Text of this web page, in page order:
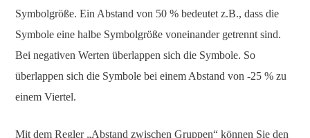
Symbolgröße. Ein Abstand von 50 % bedeutet z.B., dass die
Symbole eine halbe Symbolgröße voneinander getrennt sind.
Bei negativen Werten überlappen sich die Symbole. So
überlappen sich die Symbole bei einem Abstand von -25 % zu
einem Viertel.
Mit dem Regler „Abstand zwischen Gruppen“ können Sie den